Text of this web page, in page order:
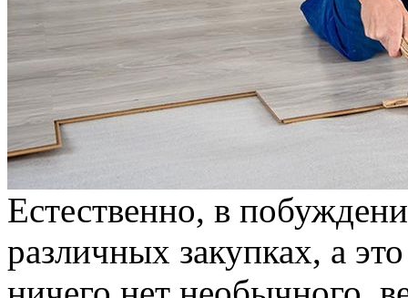
Естественно, в
различных закупках, а